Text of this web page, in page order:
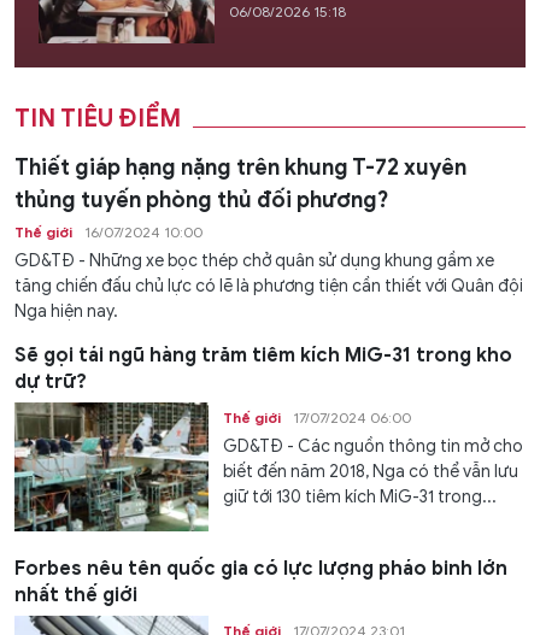
06/08/2026 15:18
TIN TIÊU ĐIỂM
Thiết giáp hạng nặng trên khung T-72 xuyên
thủng tuyến phòng thủ đối phương?
Thế giới 16/07/2024 10:00
GD&TĐ - Những xe bọc thép chở quân sử dụng khung gầm xe
tăng chiến đấu chủ lực có lẽ là phương tiện cần thiết với Quân đội
Nga hiện nay.
Sẽ gọi tái ngũ hàng trăm tiêm kích MiG-31 trong kho
dự trữ?
Thế giới 17/07/2024 06:00
GD&TĐ - Các nguồn thông tin mở cho
biết đến năm 2018, Nga có thể vẫn lưu
giữ tới 130 tiêm kích MiG-31 trong...
Forbes nêu tên quốc gia có lực lượng pháo binh lớn
nhất thế giới
Thế giới 17/07/2024 23:01